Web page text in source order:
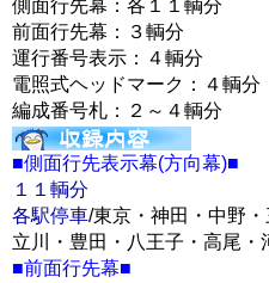
側面行先幕：各１１輌分
前面行先幕：３輌分
運行番号表示：４輌分
電照式ヘッドマーク：４輌分
編成番号札：２～４輌分
■側面行先表示幕(方向幕)■
１１輌分
各駅停車/東京・神田・中野
立川・豊田・八王子・高尾・
■前面行先幕■